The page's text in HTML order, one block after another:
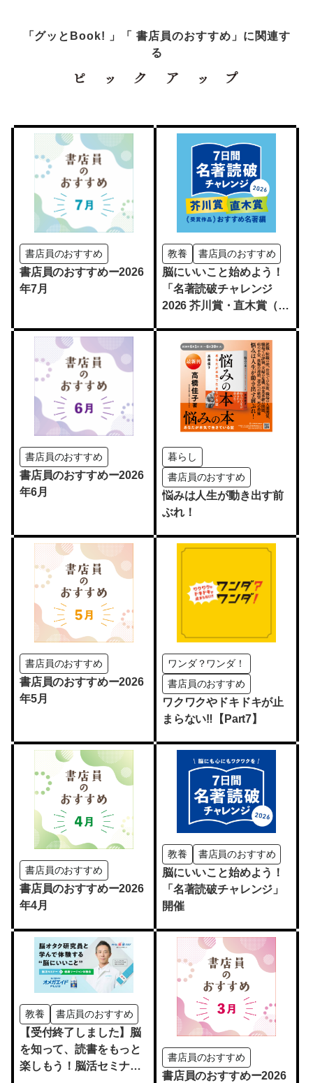
「グッとBook! 」「 書店員のおすすめ」に関連す
る
書店員のおすすめ
書店員のおすすめー2026
年7月
教養 書店員のおすすめ
脳にいいこと始めよう！
「名著読破チャレンジ
2026 芥川賞・直木賞（受
編」開催
書店員のおすすめ
書店員のおすすめー2026
年6月
暮らし
書店員のおすすめ
悩みは人生が動き出す前
ぶれ！
書店員のおすすめ
書店員のおすすめー2026
年5月
ワンダ？ワンダ！
書店員のおすすめ
ワクワクやドキドキが止
まらない‼【Part7】
書店員のおすすめ
書店員のおすすめー2026
年4月
教養 書店員のおすすめ
脳にいいこと始めよう！
「名著読破チャレンジ」
開催
教養 書店員のおすすめ
【受付終了しました】脳
を知って、読書をもっと
楽しもう！脳活セミナー
書店員のおすすめ
書店員のおすすめー2026